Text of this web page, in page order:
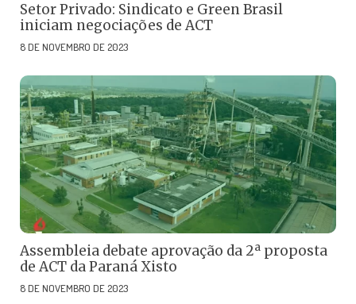
Setor Privado: Sindicato e Green Brasil
iniciam negociações de ACT
8 DE NOVEMBRO DE 2023
Assembleia debate aprovação da 2ª proposta
de ACT da Paraná Xisto
8 DE NOVEMBRO DE 2023